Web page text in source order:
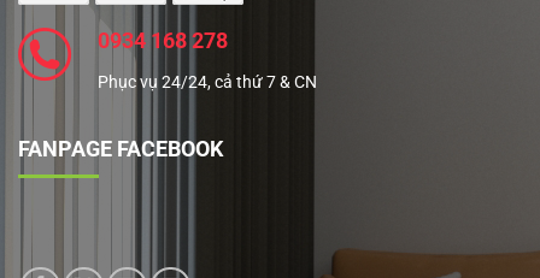
0934 168 278
Phục vụ 24/24, cả thứ 7 & CN
FANPAGE FACEBOOK